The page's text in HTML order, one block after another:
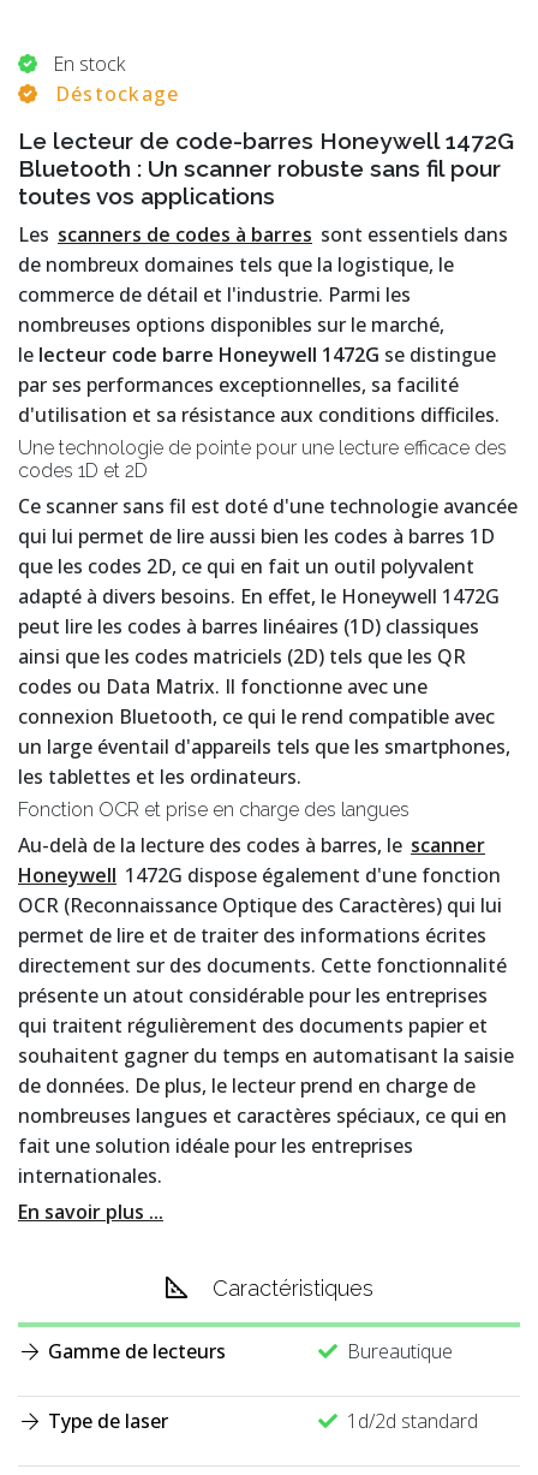
En stock
Déstockage
Le lecteur de code-barres Honeywell 1472G
Bluetooth : Un scanner robuste sans fil pour
toutes vos applications
Les scanners de codes à barres sont essentiels dans
de nombreux domaines tels que la logistique, le
commerce de détail et l'industrie. Parmi les
nombreuses options disponibles sur le marché,
le lecteur code barre Honeywell 1472G se distingue
par ses performances exceptionnelles, sa facilité
d'utilisation et sa résistance aux conditions difficiles.
Une technologie de pointe pour une lecture efficace des
codes 1D et 2D
Ce scanner sans fil est doté d'une technologie avancée
qui lui permet de lire aussi bien les codes à barres 1D
que les codes 2D, ce qui en fait un outil polyvalent
adapté à divers besoins. En effet, le Honeywell 1472G
peut lire les codes à barres linéaires (1D) classiques
ainsi que les codes matriciels (2D) tels que les QR
codes ou Data Matrix. Il fonctionne avec une
connexion Bluetooth, ce qui le rend compatible avec
un large éventail d'appareils tels que les smartphones,
les tablettes et les ordinateurs.
Fonction OCR et prise en charge des langues
Au-delà de la lecture des codes à barres, le scanner
Honeywell 1472G dispose également d'une fonction
OCR (Reconnaissance Optique des Caractères) qui lui
permet de lire et de traiter des informations écrites
directement sur des documents. Cette fonctionnalité
présente un atout considérable pour les entreprises
qui traitent régulièrement des documents papier et
souhaitent gagner du temps en automatisant la saisie
de données. De plus, le lecteur prend en charge de
nombreuses langues et caractères spéciaux, ce qui en
fait une solution idéale pour les entreprises
internationales.
En savoir plus ...
Caractéristiques
Gamme de lecteurs Bureautique
Type de laser 1d/2d standard